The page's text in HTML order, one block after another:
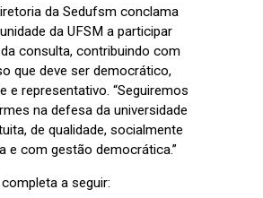
da Sedufsm conclama
da UFSM a participar
consulta, contribuindo com
que deve ser democrático,
e representativo. “Seguiremos
na defesa da universidade
de qualidade, socialmente
e com gestão democrática.”
a seguir: